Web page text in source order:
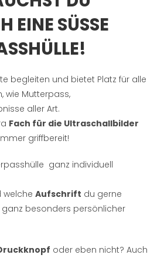
SÜSSE M
begleiten und bietet Platz für alle
wie Mutterpass,
aller Art.
Fach für die Ultraschallbilder
griffbereit!
ganz individuell
welcheAufschrift du gerne
ganz besonders persönlicher
oder eben nicht? Auch